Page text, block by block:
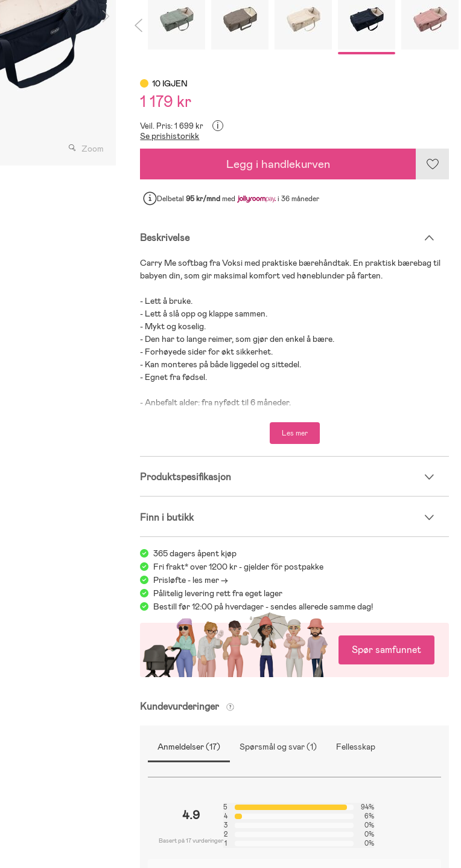
Zoom
10 IGJEN
1 179 kr
Veil. Pris: 1 699 kr i
Se prishistorikk
Legg i handlekurven
Delbetal95 kr/mnd med i 36 måneder
Beskrivelse
Carry Me softbag fra Voksi med praktiske bærehåndtak. En praktisk bærebag til
babyen din, som gir maksimal komfort ved høneblunder på farten.
- Lett å bruke.
- Lett å slå opp og klappe sammen.
- Mykt og koselig.
- Den har to lange reimer, som gjør den enkel å bære.
- Forhøyede sider for økt sikkerhet.
- Kan monteres på både liggedel og sittedel.
- Egnet fra fødsel.
- Anbefalt alder: fra nyfødt til 6 måneder.
- Kåret til Best i test 2026 av Bäst-i-test.se i kategorien Bærebag.
- Fyll: 100 % resirkulert polyester.
Les mer
Produktspesifikasjon
Finn i butikk
365 dagers åpent kjøp
Fri frakt* over 1200 kr - gjelder för postpakke
Prisløfte - les mer ->
Pålitelig levering rett fra eget lager
Bestill før 12:00 på hverdager - sendes allerede samme dag!
Spør samfunnet
Kundevurderinger
Anmeldelser (17) Spørsmål og svar (1) Fellesskap
4.9
Basert på 17 vurderinger
5
94%
4
6%
3
0%
2
0%
1
0%